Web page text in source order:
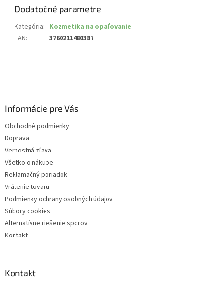
Dodatočné parametre
Kategória: Kozmetika na opaľovanie
EAN: 3760211480387
Informácie pre Vás
Obchodné podmienky
Doprava
Vernostná zľava
Všetko o nákupe
Reklamačný poriadok
Vrátenie tovaru
Podmienky ochrany osobných údajov
Súbory cookies
Alternatívne riešenie sporov
Kontakt
Kontakt